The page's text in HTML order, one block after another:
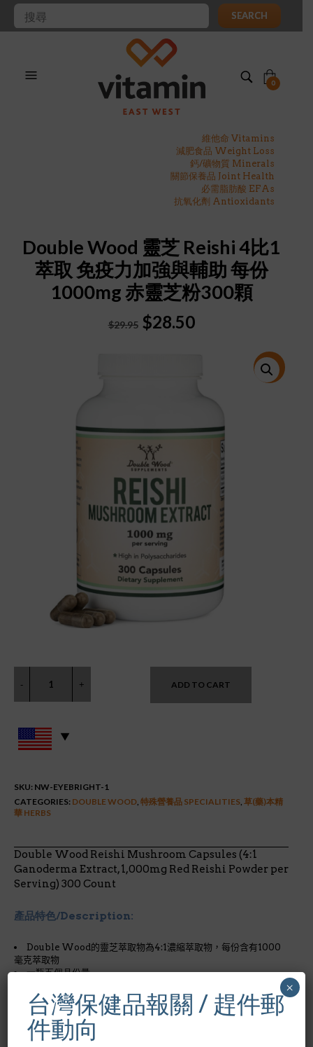
SEARCH
0
維他命 Vitamins
減肥食品 Weight Loss
鈣/礦物質 Minerals
關節保養品 Joint Health
必需脂肪酸 EFAs
抗氧化劑 Antioxidants
Double Wood 靈芝 Reishi 4比1
萃取 免疫力加強與輔助 每份
1000mg 赤靈芝粉300顆
$29.95 Original
$28.50Current
特價!
ADD TO CART
SKU: NW-EYEBRIGHT-1
CATEGORIES: DOUBLE WOOD, 特殊營養品 SPECIALITIES, 草(藥)本精
華 HERBS
Double Wood Reishi Mushroom Capsules (4:1
Ganoderma Extract, 1,000mg Red Reishi Powder per
Serving) 300 Count
產品特色/Description:
Double Wood的靈芝萃取物為4:1濃縮萃取物，每份含有1000
毫克萃取物
一瓶五個月份量
Double Wood 的靈芝萃取物包含了此菌類的完整子實體及菌絲
體部分
支持免疫系統：靈芝萃取物可透過影響白血球中的基因，幫助支
持您的免疫系統
Double Wood 致力於提供純淨、高效且物超所值的膳食補充
台灣保健品報關 / 趕件郵
件動向
×